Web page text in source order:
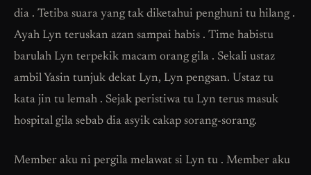
dia . Tetiba suara yang tak diketahui penghuni tu hilang .
Ayah Lyn teruskan azan sampai habis . Time habistu
barulah Lyn terpekik macam orang gila . Sekali ustaz
ambil Yasin tunjuk dekat Lyn, Lyn pengsan. Ustaz tu
kata jin tu lemah . Sejak peristiwa tu Lyn terus masuk
hospital gila sebab dia asyik cakap sorang-sorang.
Member aku ni pergila melawat si Lyn tu . Member aku